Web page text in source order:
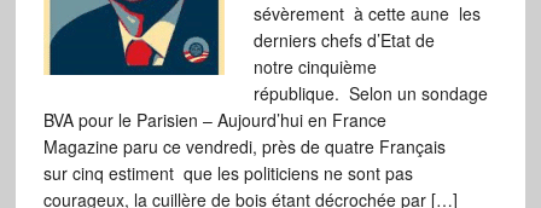
sévèrement à cette aune les
derniers chefs d’Etat de
notre cinquième
république. Selon un sondage
BVA pour le Parisien – Aujourd’hui en France
Magazine paru ce vendredi, près de quatre Français
sur cinq estiment que les politiciens ne sont pas
courageux, la cuillère de bois étant décrochée par […]